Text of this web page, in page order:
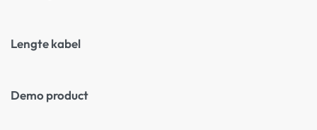
Lengte kabel
Demo product